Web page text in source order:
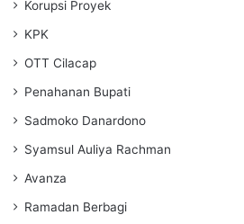
Korupsi Proyek
KPK
OTT Cilacap
Penahanan Bupati
Sadmoko Danardono
Syamsul Auliya Rachman
Avanza
Ramadan Berbagi